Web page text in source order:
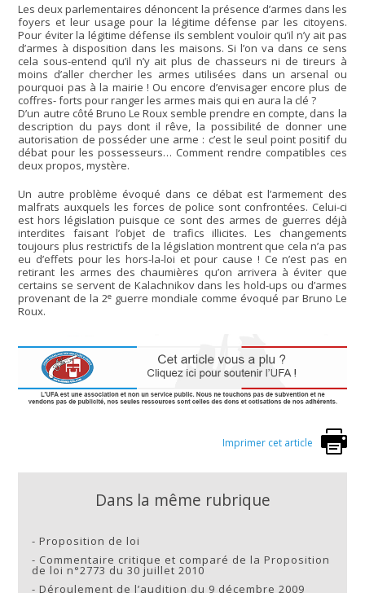
Les deux parlementaires dénoncent la présence d’armes dans les
foyers et leur usage pour la légitime défense par les citoyens.
Pour éviter la légitime défense ils semblent vouloir qu’il n’y ait pas
d’armes à disposition dans les maisons. Si l’on va dans ce sens
cela sous-entend qu’il n’y ait plus de chasseurs ni de tireurs à
moins d’aller chercher les armes utilisées dans un arsenal ou
pourquoi pas à la mairie ! Ou encore d’envisager encore plus de
coffres- forts pour ranger les armes mais qui en aura la clé ?
D’un autre côté Bruno Le Roux semble prendre en compte, dans la
description du pays dont il rêve, la possibilité de donner une
autorisation de posséder une arme : c’est le seul point positif du
débat pour les possesseurs… Comment rendre compatibles ces
deux propos, mystère.
Un autre problème évoqué dans ce débat est l’armement des
malfrats auxquels les forces de police sont confrontées. Celui-ci
est hors législation puisque ce sont des armes de guerres déjà
interdites faisant l’objet de trafics illicites. Les changements
toujours plus restrictifs de la législation montrent que cela n’a pas
eu d’effets pour les hors-la-loi et pour cause ! Ce n’est pas en
retirant les armes des chaumières qu’on arrivera à éviter que
certains se servent de Kalachnikov dans les hold-ups ou d’armes
provenant de la 2e guerre mondiale comme évoqué par Bruno Le
Roux.
Imprimer cet article
Dans la même rubrique
-Proposition de loi
- Commentaire critique et comparé de la Proposition
de loi n°2773 du 30 juillet 2010
-Déroulement de l’audition du 9 décembre 2009